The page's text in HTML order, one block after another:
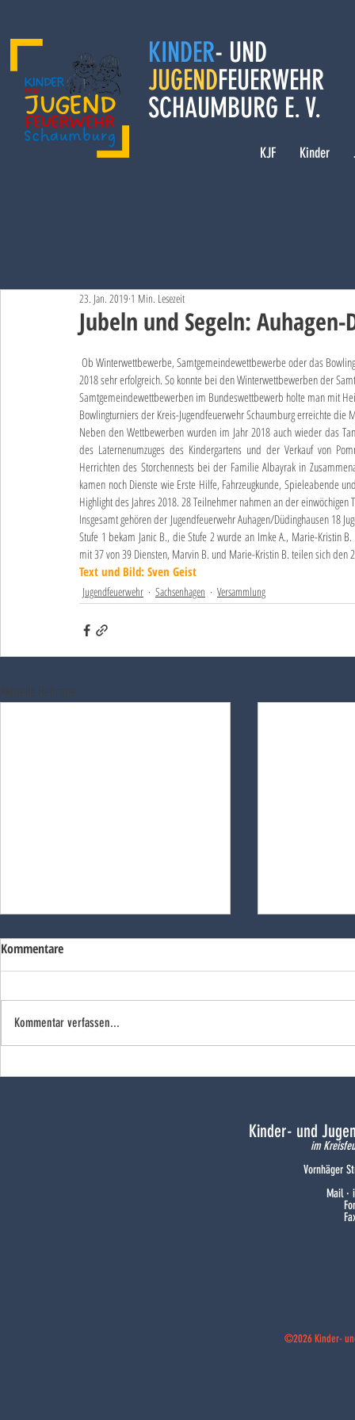
KINDER- UND
JUGENDFEUERWEHR
SCHAUMBURG E. V.
KJF Kinder
Jubeln und Segeln:
23. Jan. 2019 1 Min. Lesezeit
2018 sehr erfolgreich. So konnte bei den Winterwettbewerben der
Samtgemeindewettbewerben im Bundeswettbewerb holte man mit
Bowlingturniers der Kreis-Jugendfeuerwehr Schaumburg erreichte die
Neben den Wettbewerben wurden im Jahr 2018 auch wieder das
des Laternenumzuges des Kindergartens und der Verkauf von
Herrichten des Storchennests bei der Familie Albayrak in
kamen noch Dienste wie Erste Hilfe, Fahrzeugkunde, Spieleabende
Highlight des Jahres 2018. 28 Teilnehmer nahmen an der
Insgesamt gehören der Jugendfeuerwehr Auhagen/Düdinghausen 18
Stufe 1 bekam Janic B., die Stufe 2 wurde an Imke A., Marie-Kristin
mit 37 von 39 Diensten, Marvin B. und Marie-Kristin B. teilen sich den
Text und Bild: Sven Geist
Jugendfeuerwehr Sachsenhagen Versammlung
Aktuelle Beiträge
Ein Wochenende zum
Abschluss der
Kommentare
Kommentar verfassen...
Kinder- und
im
Vornhäger
Mail ·
©2026 Kinder-